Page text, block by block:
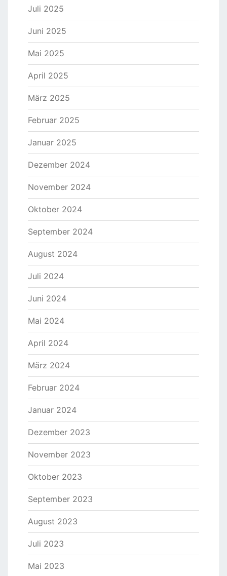
Juli 2025
Juni 2025
Mai 2025
April 2025
März 2025
Februar 2025
Januar 2025
Dezember 2024
November 2024
Oktober 2024
September 2024
August 2024
Juli 2024
Juni 2024
Mai 2024
April 2024
März 2024
Februar 2024
Januar 2024
Dezember 2023
November 2023
Oktober 2023
September 2023
August 2023
Juli 2023
Mai 2023